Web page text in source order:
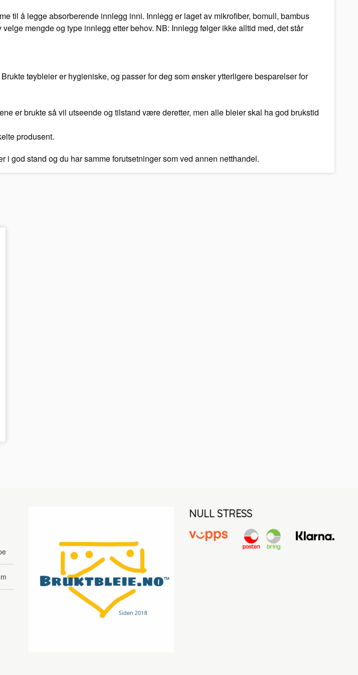
til å legge absorberende innlegg inni. Innlegg er laget av mikrofiber, bomull, bambus
mengde og type innlegg etter behov. NB: Innlegg følger ikke alltid med, det står
tøybleier er hygieniske, og passer for deg som ønsker ytterligere besparelser for
er brukte så vil utseende og tilstand være deretter, men alle bleier skal ha god brukstid
produsent.
god stand og du har samme forutsetninger som ved annen netthandel.
NULL STRESS